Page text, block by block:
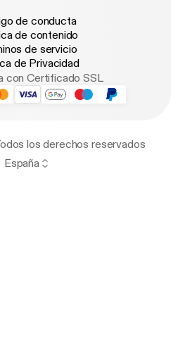
de conducta
de contenido
de servicio
de Privacidad
con Certificado SSL
los derechos reservados
España